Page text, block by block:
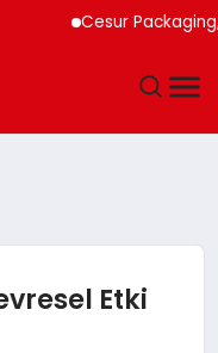
Cesur Packaging,
Etki